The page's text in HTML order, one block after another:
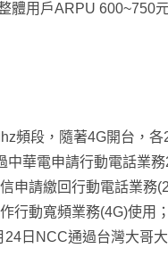
體用戶ARPU 600~750
頻段，隨著4G開台，
華電申請行動電話業
申請繳回行動電話業務
行動寬頻業務(4G)使用
日NCC通過台灣大哥